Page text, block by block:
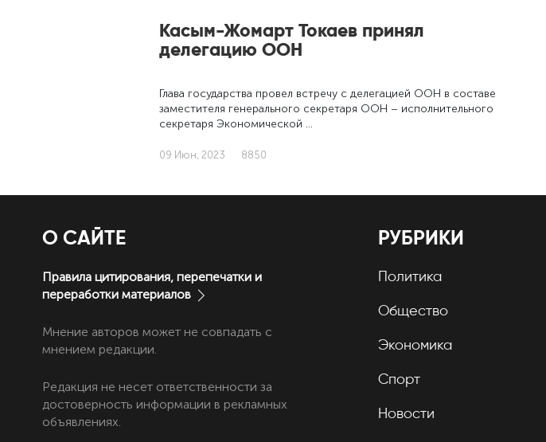
Касым-Жомарт Токаев принял
делегацию ООН
Глава государства провел встречу с делегацией ООН в составе
заместителя генерального секретаря ООН – исполнительного
секретаря Экономической …
09 Июн, 2023 8850
О САЙТЕ
Правила цитирования, перепечатки и
переработки материалов
Мнение авторов может не совпадать с
мнением редакции.
Редакция не несет ответственности за
достоверность информации в рекламных
объявлениях.
РУБРИКИ
Политика
Общество
Экономика
Спорт
Новости